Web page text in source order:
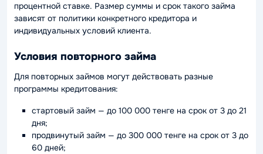
процентной ставке. Размер суммы и срок такого займа
зависят от политики конкретного кредитора и
индивидуальных условий клиента.
Условия повторного займа
Для повторных займов могут действовать разные
программы кредитования:
стартовый займ — до 100 000 тенге на срок от 3 до 21
дня;
продвинутый займ — до 300 000 тенге на срок от 3 до
60 дней;